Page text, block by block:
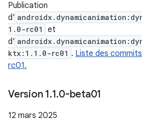
Publication
d'
1.0-rc01
et
d'
ktx:1.1.0-rc01 . Liste des
rc01.
Version 1.1.0-beta01
12 mars 2025